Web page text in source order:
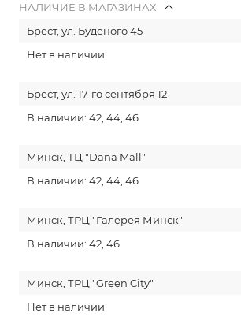
НАЛИЧИЕ В МАГАЗИНАХ
Брест, ул. Будёного 45
Нет в наличии
Брест, ул. 17-го сентября 12
В наличии: 42, 44, 46
Минск, ТЦ "Dana Mall"
В наличии: 42, 44, 46
Минск, ТРЦ "Галерея Минск"
В наличии: 42, 46
Минск, ТРЦ "Green City"
Нет в наличии